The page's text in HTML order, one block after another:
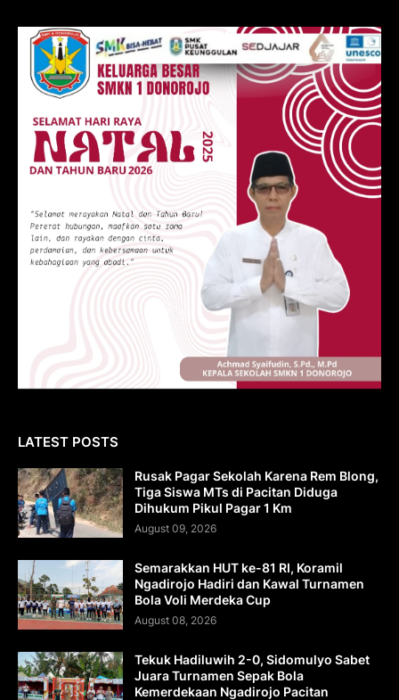
LATEST POSTS
Rusak Pagar Sekolah Karena Rem Blong,
Tiga Siswa MTs di Pacitan Diduga
Dihukum Pikul Pagar 1 Km
August 09, 2026
Semarakkan HUT ke-81 RI, Koramil
Ngadirojo Hadiri dan Kawal Turnamen
Bola Voli Merdeka Cup
August 08, 2026
Tekuk Hadiluwih 2-0, Sidomulyo Sabet
Juara Turnamen Sepak Bola
Kemerdekaan Ngadirojo Pacitan